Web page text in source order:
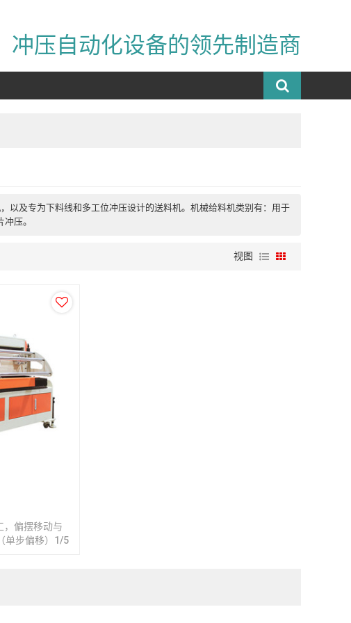
冲压自动化设备的领先制造商
以及专为下料线和多工位冲压设计的送料机。机械给料机类别有：用于
压。
视图
，偏摆移动与
单步偏移）1/5